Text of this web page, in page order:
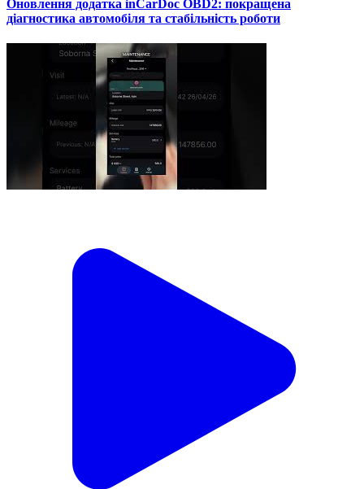
Оновлення додатка inCarDoc OBD2: покращена
діагностика автомобіля та стабільність роботи